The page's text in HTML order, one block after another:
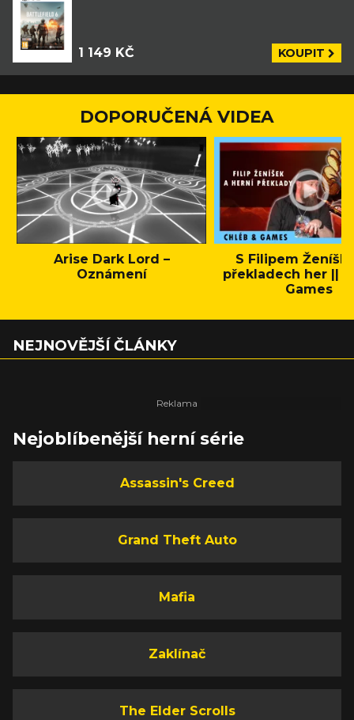
1 149 KČ KOUPIT
DOPORUČENÁ VIDEA
Arise Dark Lord –
Oznámení
S Filipem
překladech her ||
Games
NEJNOVĚJŠÍ ČLÁNKY
Nejoblíbenější herní série
Assassin's Creed
Grand Theft Auto
Mafia
Zaklínač
The Elder Scrolls